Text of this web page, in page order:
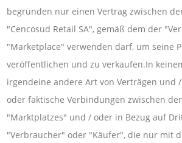
begründen nur einen Vertrag zwischen
"Cencosud Retail SA", gemäß dem der
"Marketplace" verwenden darf, um seine
veröffentlichen und zu verkaufen.In
irgendeine andere Art von Verträgen und
oder faktische Verbindungen zwischen
"Marktplatzes" und / oder in Bezug auf
"Verbraucher" oder "Käufer", die nur mit